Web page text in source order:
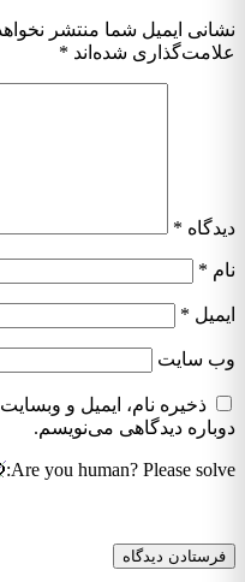
نشانی ایمیل شما منتشر
علامت‌گذاری شده‌اند *
دیدگاه *
نام *
ایمیل *
وب‌ سایت
ذخیره نام، ایمیل و
دوباره دیدگاهی می‌نویسم.
Are you human? Please solve: